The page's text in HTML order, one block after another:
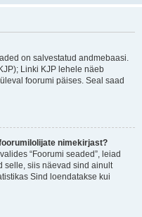
on salvestatud andmebaasi.
Linki KJP lehele näeb
foorumi päises. Seal saad
nimekirjast?
“Foorumi seaded”, leiad
selle, siis näevad sind ainult
Sind loendatakse kui